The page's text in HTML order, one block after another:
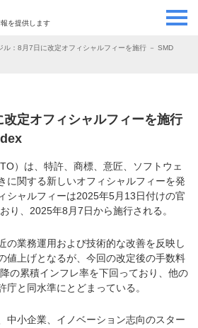
を提供します
情報提供者
ル：8月7日に改定オフィシャルフィーを施行 － SMD
定オフィシャルフィーを施行
）は、特許、商標、意匠、ソフトウェ
に関する新しいオフィシャルフィーを発
シャルフィーは2025年5月13日付けの官
り、2025年8月7日から施行される。
の業務運用および技術的な改善を反映し
値上げとなるが、今回の改定後の手数料
の累積インフレ率を下回っており、他の
庁と同水準にとどまっている。
中小企業、イノベーション志向のスター